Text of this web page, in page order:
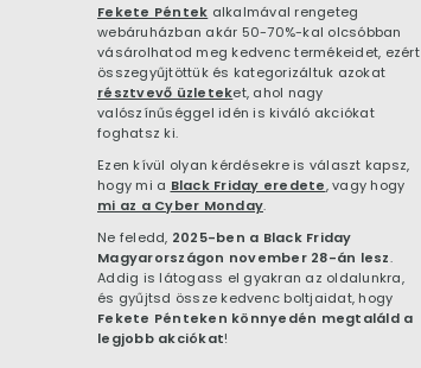
Fekete Péntek alkalmával rengeteg
webáruházban akár 50-70%-kal olcsóbban
vásárolhatod meg kedvenc termékeidet, ezért
összegyűjtöttük és kategorizáltuk azokat
résztvevő üzleteket, ahol nagy
valószínűséggel idén is kiváló akciókat
foghatsz ki.
Ezen kívül olyan kérdésekre is választ kapsz,
hogy mi a Black Friday eredete, vagy hogy
mi az a Cyber Monday.
Ne feledd, 2025-ben a Black Friday
Magyarországon november 28-án lesz.
Addig is látogass el gyakran az oldalunkra,
és gyűjtsd össze kedvenc boltjaidat, hogy
Fekete Pénteken könnyedén megtaláld a
legjobb akciókat!